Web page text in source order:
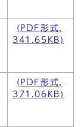
(PDF形式,
341.65KB)
(PDF形式,
371.06KB)